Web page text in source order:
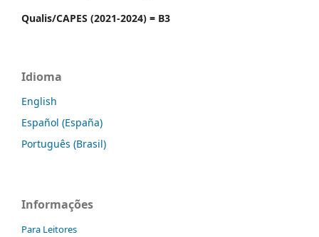
Qualis/CAPES (2021-2024) = B3
Idioma
English
Español (España)
Português (Brasil)
Informações
Para Leitores